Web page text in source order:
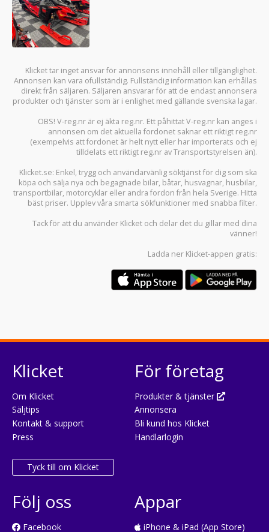
Klicket tar inget ansvar för annonsens innehåll eller tillgänglighet.
Annonsen kan vara ofullständig. Fullständig information kan erhållas
direkt från säljaren. Säljaren ansvarar för att de endast annonsera
produkter och tjänster som är i enlighet med gällande svenska lagar.
OBS! V-reg.nr är ej äkta reg.nr. Ett påhittat V-reg.nr kan anges i
annonsen om det aktuella fordonet saknar ett riktigt reg.nr
(exempelvis att fordonet är helt nytt eller har importerats och ej
tilldelats ett riktigt reg.nr av Transportstyrelsen än).
Klicket.se: Enkel, trygg och användarvänlig söktjänst för dig som ska
köpa och sälja nya och begagnade bilar, båtar, husvagnar, husbilar,
transportbilar, motorcyklar eller andra fordon från hela Sverige. Hitta
bäst priser. Upplev våra smarta sökfunktioner med snabba filter.
Tack för att du använder Klicket och delar det du gillar med dina
vänner!
Ladda ner Klicket-appen gratis:
Klicket
Om Klicket
Säljtips
Kontakt & support
Press
Tyck till om Klicket
För företag
Produkter & tjänster
Annonsera
Bli kund hos Klicket
Handlarlogin
Följ oss
Facebook
Appar
iPhone & iPad (App Store)